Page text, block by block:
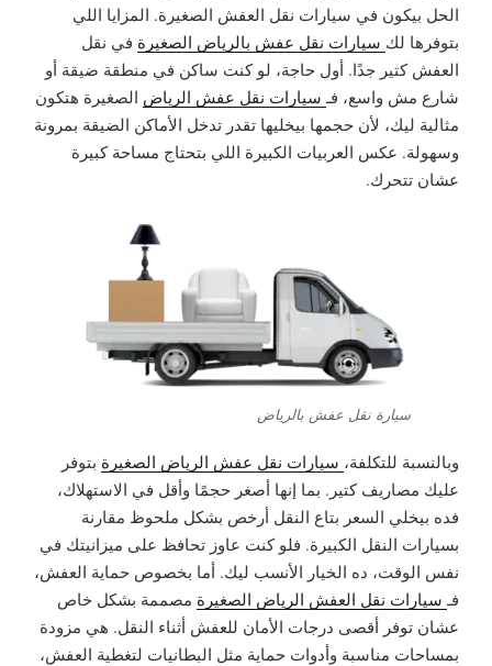
الحل بيكون في سيارات نقل العفش الصغيرة. المزايا اللي
بتوفرها لك سيارات نقل عفش بالرياض الصغيرة في نقل
العفش كتير جدًا. أول حاجة، لو كنت ساكن في منطقة ضيقة أو
شارع مش واسع، فـ سيارات نقل عفش الرياض الصغيرة هتكون
مثالية ليك، لأن حجمها بيخليها تقدر تدخل الأماكن الضيقة بمرونة
وسهولة. عكس العربيات الكبيرة اللي بتحتاج مساحة كبيرة
عشان تتحرك.
سيارة نقل عفش بالرياض
وبالنسبة للتكلفة، سيارات نقل عفش الرياض الصغيرة بتوفر
عليك مصاريف كتير. بما إنها أصغر حجمًا وأقل في الاستهلاك،
فده بيخلي السعر بتاع النقل أرخص بشكل ملحوظ مقارنة
بسيارات النقل الكبيرة. فلو كنت عاوز تحافظ على ميزانيتك في
نفس الوقت، ده الخيار الأنسب ليك. أما بخصوص حماية العفش،
فـ سيارات نقل العفش الرياض الصغيرة مصممة بشكل خاص
عشان توفر أقصى درجات الأمان للعفش أثناء النقل. هي مزودة
بمساحات مناسبة وأدوات حماية مثل البطانيات لتغطية العفش،